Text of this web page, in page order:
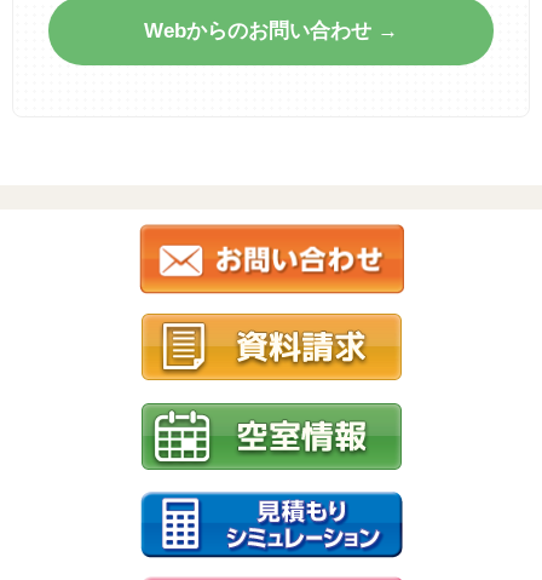
Webからのお問い合わせ →